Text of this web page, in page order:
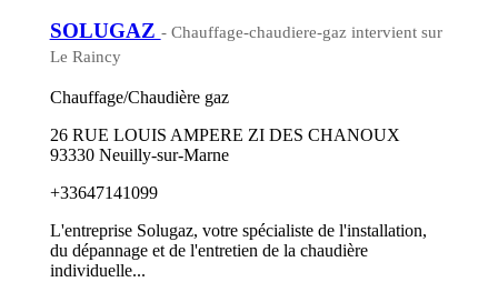
SOLUGAZ - Chauffage-chaudiere-gaz intervient sur
Le Raincy
Chauffage/Chaudière gaz
26 RUE LOUIS AMPERE ZI DES CHANOUX
93330 Neuilly-sur-Marne
+33647141099
L'entreprise Solugaz, votre spécialiste de l'installation,
du dépannage et de l'entretien de la chaudière
individuelle...